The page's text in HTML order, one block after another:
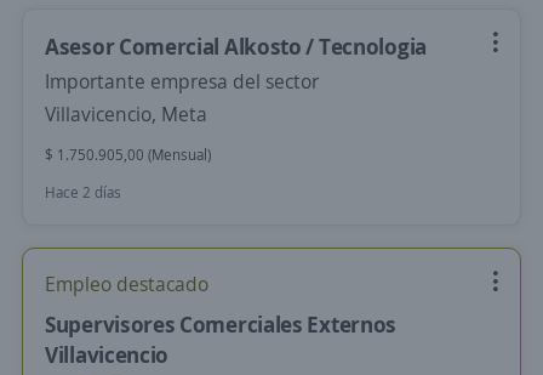
Asesor Comercial Alkosto / Tecnologia
Importante empresa del sector
Villavicencio, Meta
$ 1.750.905,00 (Mensual)
Hace 2 días
Empleo destacado
Supervisores Comerciales Externos
Villavicencio